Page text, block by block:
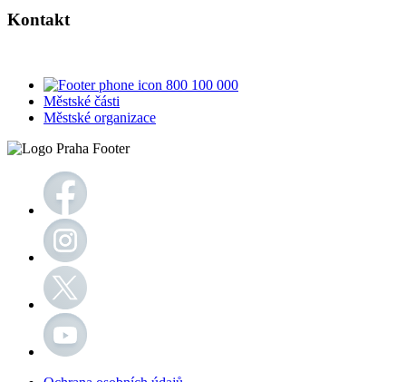
Kontakt
800 100 000
Městské části
Městské organizace